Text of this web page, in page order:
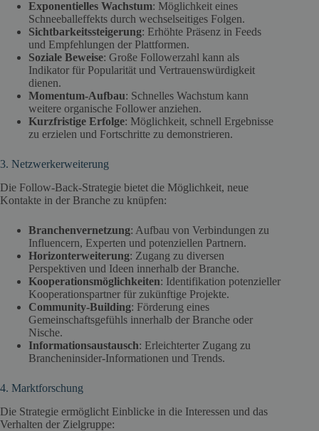
Exponentielles Wachstum: Möglichkeit eines
Schneeballeffekts durch wechselseitiges Folgen.
Sichtbarkeitssteigerung: Erhöhte Präsenz in Feeds
und Empfehlungen der Plattformen.
Soziale Beweise: Große Followerzahl kann als
Indikator für Popularität und Vertrauenswürdigkeit
dienen.
Momentum-Aufbau: Schnelles Wachstum kann
weitere organische Follower anziehen.
Kurzfristige Erfolge: Möglichkeit, schnell Ergebnisse
zu erzielen und Fortschritte zu demonstrieren.
3. Netzwerkerweiterung
Die Follow-Back-Strategie bietet die Möglichkeit, neue
Kontakte in der Branche zu knüpfen:
Branchenvernetzung: Aufbau von Verbindungen zu
Influencern, Experten und potenziellen Partnern.
Horizonterweiterung: Zugang zu diversen
Perspektiven und Ideen innerhalb der Branche.
Kooperationsmöglichkeiten: Identifikation potenzieller
Kooperationspartner für zukünftige Projekte.
Community-Building: Förderung eines
Gemeinschaftsgefühls innerhalb der Branche oder
Nische.
Informationsaustausch: Erleichterter Zugang zu
Brancheninsider-Informationen und Trends.
4. Marktforschung
Die Strategie ermöglicht Einblicke in die Interessen und das
Verhalten der Zielgruppe: